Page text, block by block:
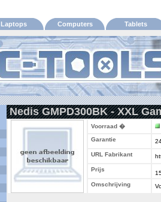
Laptops Computers Tablets
Nedis GMPD300BK - XXL
Voorraad �
Garantie
URL Fabrikant
Prijs
Omschrijving